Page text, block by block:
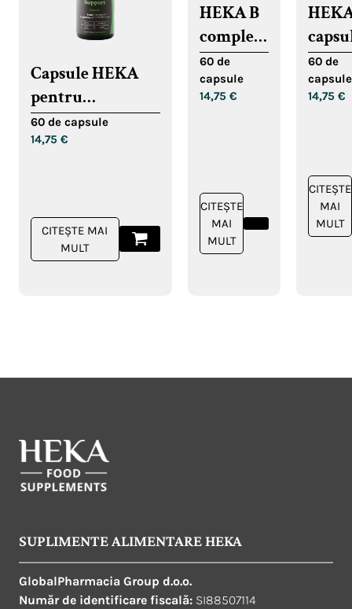
Capsule HEKA
pentru
susținerea
reglării/pierderii
60 de capsule
14,75 €
CITEȘTE MAI
MULT
HEKA B
complex
capsule
60 de
capsule
14,75 €
CITEȘTE
MAI
MULT
cu
C
60 de
capsule
14,75 €
CITEȘTE
MAI
MULT
SUPLIMENTE ALIMENTARE HEKA
GlobalPharmacia Group d.o.o.
Număr de identificare fiscală: SI88507114